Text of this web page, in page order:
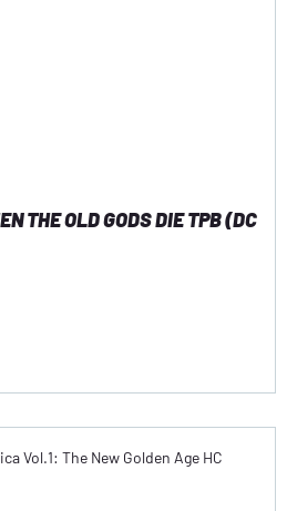
THE OLD GODS DIE TPB (DC